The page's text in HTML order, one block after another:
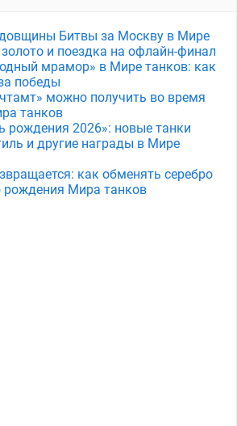
Битвы за Москву в Мире
золото и поездка на офлайн-финал
мрамор» в Мире танков: как
победы
можно получить во время
танков
рождения 2026»: новые танки
и другие награды в Мире
как обменять серебро
рождения Мира танков